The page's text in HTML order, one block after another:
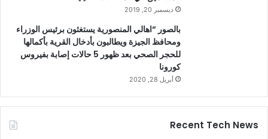
ديسمبر 20, 2019
بالصور “اهالي المنصورية يستغثون برئيس الوزراء
ومحافظ الجيزة ويطالبون بأدخال القرية بأكمالها
للحجر الصحي بعد ظهور 5 حالات إصابة بفيروس
كورونا
أبريل 28, 2020
Recent Tech News